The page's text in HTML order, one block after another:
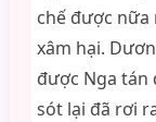
chế được
xâm hại.
được Nga tán
sót lại đã rơi